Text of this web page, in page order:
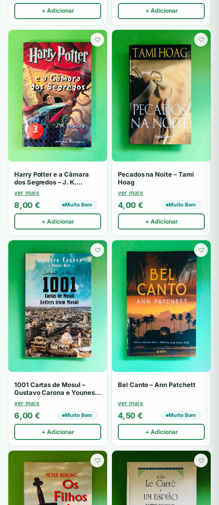
+ Adicionar + Adicionar
♡
Harry Potter e a Câmara
dos Segredos – J. K.
Rowling
ver mais
8,00 € Muito Bom
+ Adicionar
♡
Pecados na Noite – Tami
Hoag
ver mais
4,00 € Muito Bom
+ Adicionar
♡
1001 Cartas de Mosul –
Gustavo Carona e Younes
Qais
ver mais
6,00 € Muito Bom
+ Adicionar
♡
Bel Canto – Ann Patchett
ver mais
4,50 € Muito Bom
+ Adicionar
♡ ♡